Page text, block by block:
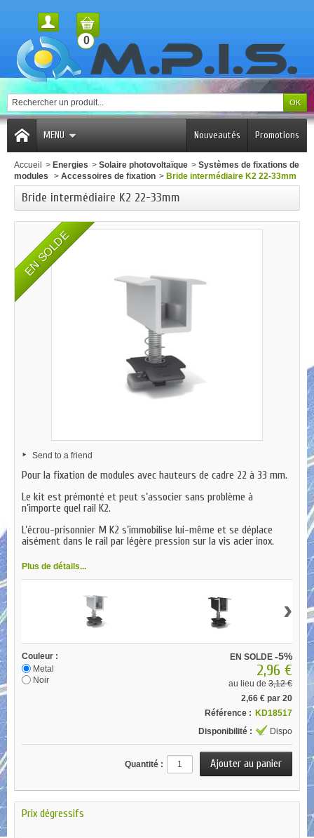
0
MENU Promotions
Nouveautés
Accueil > Energies > Solaire photovoltaïque > Systèmes de fixations de
modules
> Accessoires de fixation > Bride intermédiaire K2 22-33mm
Bride intermédiaire K2 22-33mm
EN SOLDE
Send to a friend
Pour la fixation de modules avec hauteurs de cadre 22 à 33 mm.
Le kit est prémonté et peut s’associer sans problème à
n’importe quel rail K2.
L’écrou-prisonnier M K2 s’immobilise lui-même et se déplace
aisément dans le rail par légère pression sur la vis acier inox.
Plus de détails...
›
Couleur :
Metal
Noir
EN SOLDE -5%
2,96 €
au lieu de 3,12 €
2,66 € par 20
Référence : KD18517
Disponibilité :
Dispo
Quantité :
Prix dégressifs